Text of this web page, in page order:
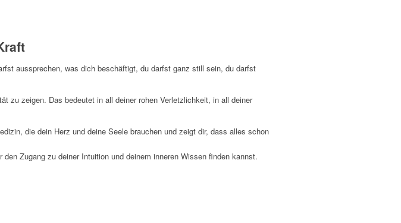
aussprechen, was dich beschäftigt, du darfst ganz still sein, du darfst
zu zeigen. Das bedeutet in all deiner rohen Verletzlichkeit, in all deiner
die dein Herz und deine Seele brauchen und zeigt dir, dass alles schon
Zugang zu deiner Intuition und deinem inneren Wissen finden kannst.